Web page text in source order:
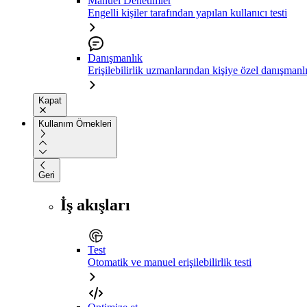
Engelli kişiler tarafından yapılan kullanıcı testi
Danışmanlık
Erişilebilirlik uzmanlarından kişiye özel
Kapat
Kullanım Örnekleri
Geri
İş akışları
Test
Otomatik ve manuel erişilebilirlik testi